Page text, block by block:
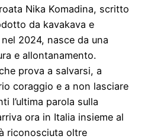
Nika Komadina, scritto
da kavakava e
2024, nasce da una
e allontanamento.
prova a salvarsi, a
coraggio e a non lasciare
l’ultima parola sulla
ora in Italia insieme al
riconosciuta oltre